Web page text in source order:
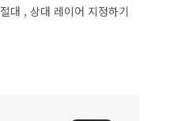
절대 , 상대 레이어 지정하기